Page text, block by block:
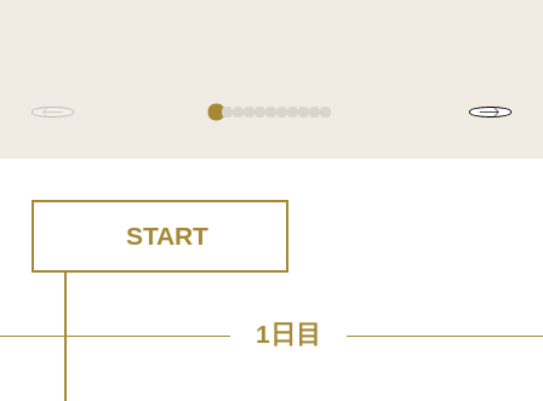
START
1日目